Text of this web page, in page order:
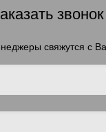
звонок
свяжутся с